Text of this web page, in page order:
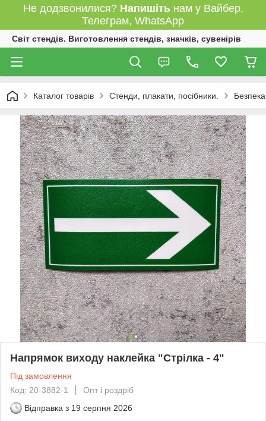
Не додзвонилися? Напишітьнам у Вайбер,
Телеграм, WhatsApp
Світ стендів. Виготовлення стендів, значків, сувенірів
Каталог товарів Стенди, плакати, посібники.
Напрямок виходу наклейка "Стрілка - 4"
Під замовлення
Код: 20-3882-1
Опт і роздріб
Відправка з 19 серпня 2026